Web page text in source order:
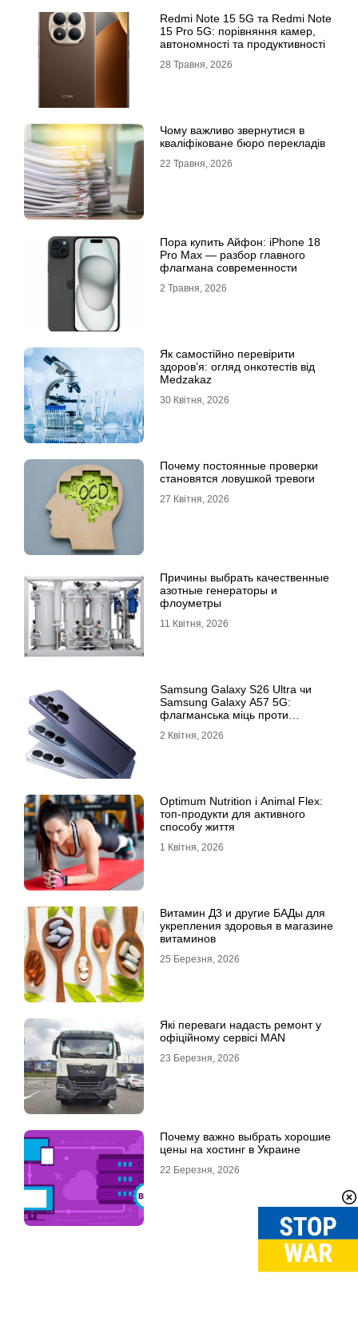
Redmi Note 15 5G та Redmi Note
15 Pro 5G: порівняння камер,
автономності та продуктивності
28 Травня, 2026
Чому важливо звернутися в
кваліфіковане бюро перекладів
22 Травня, 2026
Пора купить Айфон: iPhone 18
Pro Max — разбор главного
флагмана современности
2 Травня, 2026
Як самостійно перевірити
здоров’я: огляд онкотестів від
Medzakaz
30 Квітня, 2026
Почему постоянные проверки
становятся ловушкой тревоги
27 Квітня, 2026
Причины выбрать качественные
азотные генераторы и
флоуметры
11 Квітня, 2026
Samsung Galaxy S26 Ultra чи
Samsung Galaxy A57 5G:
флагманська міць проти
2 Квітня, 2026
Optimum Nutrition і Animal Flex:
топ-продукти для активного
способу життя
1 Квітня, 2026
Витамин Д3 и другие БАДы для
укрепления здоровья в магазине
витаминов
25 Березня, 2026
Які переваги надасть ремонт у
офіційному сервісі MAN
23 Березня, 2026
Почему важно выбрать хорошие
цены на хостинг в Украине
22 Березня, 2026